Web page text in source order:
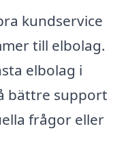
kundservice
till elbolag.
elbolag i
bättre support
frågor eller